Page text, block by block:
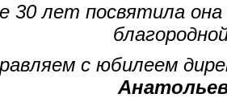
30 лет посвятила
с юбилеем